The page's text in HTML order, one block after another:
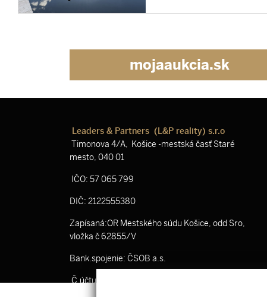
mojaaukcia.sk
Leaders & Partners (L&P reality) s.r.o
Timonova 4/A, Košice -mestská časť Staré
mesto, 040 01
IČO: 57 065 799
DIČ: 2122555380
Zapísaná:OR Mestského súdu Košice, odd Sro,
vložka č 62855/V
Bank.spojenie: ČSOB a.s.
Č.účtu: SK53 7500 0000 0040 3519 8801